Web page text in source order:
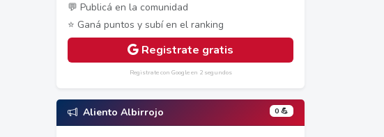
💬 Publicá en la comunidad
⭐ Ganá puntos y subí en el ranking
Registrate gratis
Registrate con Google en 2 segundos
Aliento Albirrojo 0 💪